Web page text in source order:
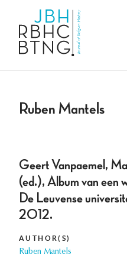
Ruben Mantels
Geert Vanpaemel,
(ed.), Album van een
De Leuvense
2012.
AUTHOR(S)
Ruben Mantels